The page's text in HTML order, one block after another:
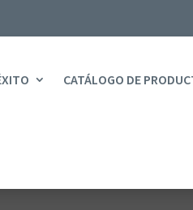
CATÁLOGO DE